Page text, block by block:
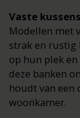
Vaste
Modellen met
strak en rustig
op hun plek
deze banken
houdt van
woonkamer.